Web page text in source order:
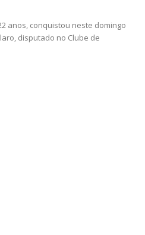
anos, conquistou neste domingo
disputado no Clube de